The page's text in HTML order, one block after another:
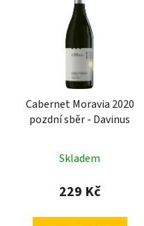
Cabernet Moravia 2020
pozdní sběr - Davinus
Skladem
229 Kč